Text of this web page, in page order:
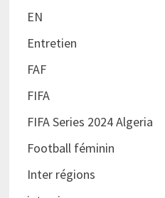
EN
Entretien
FAF
FIFA
FIFA Series 2024 Algeria
Football féminin
Inter régions